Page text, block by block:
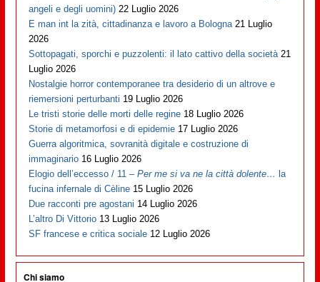
angeli e degli uomini) 22 Luglio 2026
E man int la zità, cittadinanza e lavoro a Bologna 21 Luglio
2026
Sottopagati, sporchi e puzzolenti: il lato cattivo della società 21
Luglio 2026
Nostalgie horror contemporanee tra desiderio di un altrove e
riemersioni perturbanti 19 Luglio 2026
Le tristi storie delle morti delle regine 18 Luglio 2026
Storie di metamorfosi e di epidemie 17 Luglio 2026
Guerra algoritmica, sovranità digitale e costruzione di
immaginario 16 Luglio 2026
Elogio dell’eccesso / 11 –Per me si va ne la città dolente… la
fucina infernale di Cèline 15 Luglio 2026
Due racconti pre agostani 14 Luglio 2026
L’altro Di Vittorio 13 Luglio 2026
SF francese e critica sociale 12 Luglio 2026
Chi siamo